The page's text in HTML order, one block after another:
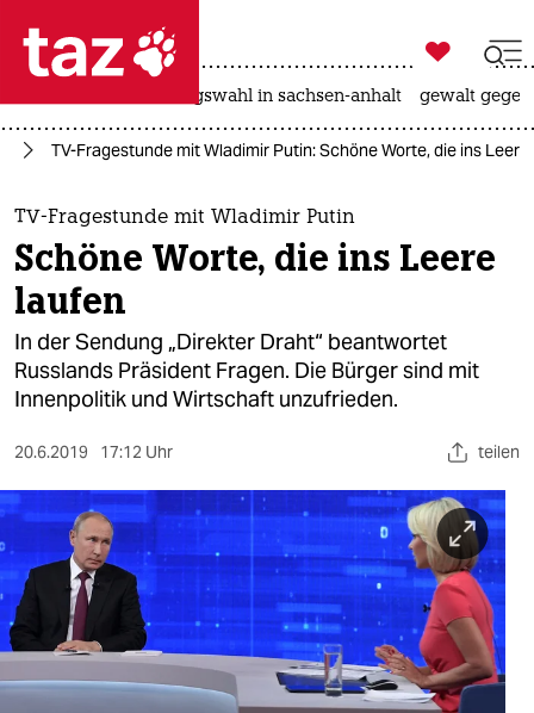
 taz zahl ich
taz zahl ich
themen
politik
öko
gesellschaft
sport
berlin
nord
wahrheit
verlag

taz zahl ich
landtagswahl in sachsen-anhalt gewalt
TV-Fragestunde mit Wladimir Putin: Schöne Worte, die ins
TV-Fragestunde mit Wladimir Putin
Schöne Worte, die ins Leere
laufen
In der Sendung „Direkter Draht“ beantwortet
Russlands Präsident Fragen. Die Bürger sind mit
Innenpolitik und Wirtschaft unzufrieden.
20.6.2019 17:12 Uhr teilen